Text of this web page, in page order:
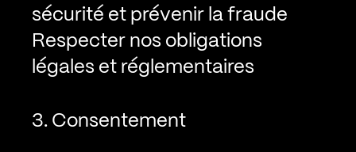
sécurité et prévenir la fraude
Respecter nos obligations
légales et réglementaires
3. Consentement